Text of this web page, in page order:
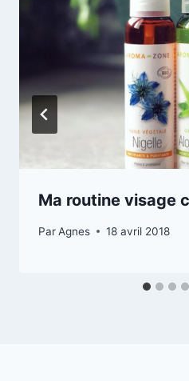
Ma routine visage
Par Agnes 18 avril 2018